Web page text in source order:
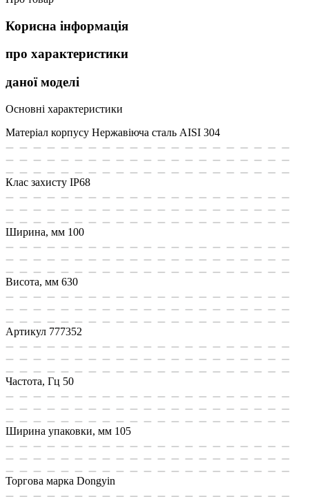
Корисна інформація
про характеристики
даної моделі
Основні характеристики
Матеріал корпусу Нержавіюча сталь AISI 304
Клас захисту IP68
Ширина, мм 100
Висота, мм 630
Артикул 777352
Частота, Гц 50
Ширина упаковки, мм 105
Торгова марка Dongyin